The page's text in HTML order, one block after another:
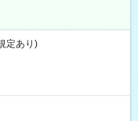
定あり)